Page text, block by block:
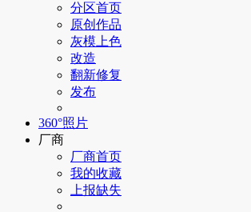
分区首页
原创作品
灰模上色
改造
翻新修复
发布
360°照片
厂商
厂商首页
我的收藏
上报缺失